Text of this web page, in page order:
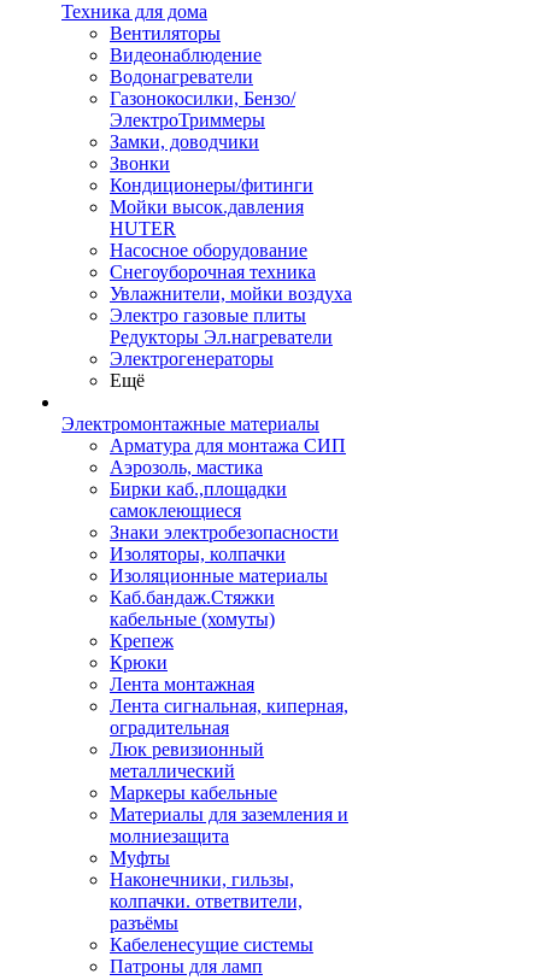
Техника для дома
Вентиляторы
Видеонаблюдение
Водонагреватели
Газонокосилки, Бензо/
ЭлектроТриммеры
Замки, доводчики
Звонки
Кондиционеры/фитинги
Мойки высок.давления
HUTER
Насосное оборудование
Снегоуборочная техника
Увлажнители, мойки воздуха
Электро газовые плиты
Редукторы Эл.нагреватели
Электрогенераторы
Ещё
Электромонтажные материалы
Арматура для монтажа СИП
Аэрозоль, мастика
Бирки каб.,площадки
самоклеющиеся
Знаки электробезопасности
Изоляторы, колпачки
Изоляционные материалы
Каб.бандаж.Стяжки
кабельные (хомуты)
Крепеж
Крюки
Лента монтажная
Лента сигнальная, киперная,
оградительная
Люк ревизионный
металлический
Маркеры кабельные
Материалы для заземления и
молниезащита
Муфты
Наконечники, гильзы,
колпачки. ответвители,
разъёмы
Кабеленесущие системы
Патроны для ламп